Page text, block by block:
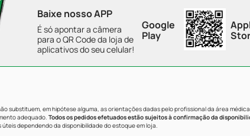
Baixe nosso APP
É só apontar a câmera
para o QR Code da loja de
aplicativos do seu celular!
Google
Play
substituem, em hipótese alguma, as orientações dadas pelo profissional da área
adequado. Todos os pedidos efetuados estão sujeitos à confirmação da
dependendo da disponibilidade do estoque em loja.